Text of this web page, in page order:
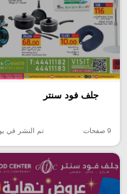
جلف فود سنتر
9 صفحات تم النشر في